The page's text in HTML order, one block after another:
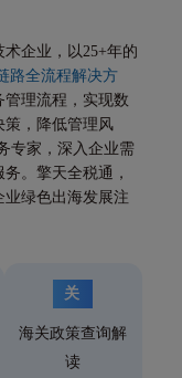
企业，以25+年的
路全流程解决方
理流程，实现数
策，降低管理风
专家，深入企业需
。擎天全税通，
业绿色出海发展注
关
海关政策查询解
读